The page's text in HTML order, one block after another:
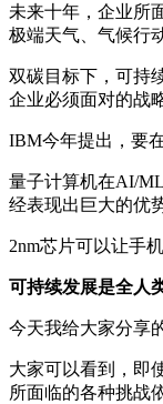
未来十年，企业所
极端天气、气候行
双碳目标下，可持
企业必须面对的战
IBM今年提出，要
量子计算机在AI/
经表现出巨大的优
2nm芯片可以让手
可持续发展是全人
今天我给大家分享
大家可以看到，即
所面临的各种挑战